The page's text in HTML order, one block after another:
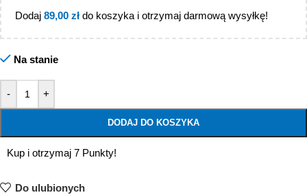
Dodaj 89,00 zł do koszyka i otrzymaj darmową wysyłkę!
Na stanie
- +
DODAJ DO KOSZYKA
Kup i otrzymaj 7 Punkty!
Do ulubionych